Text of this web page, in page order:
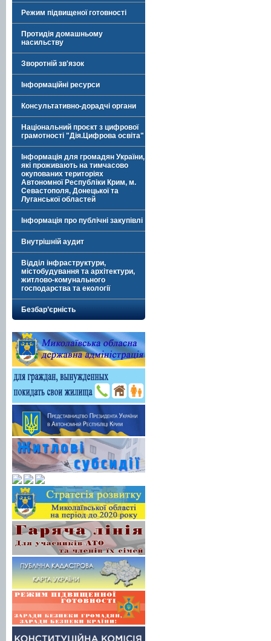
Режим підвищеної готовності
Протидія домашньому
насильству
Зворотній зв'язок
Інформаційні ресурси
Консультативно-дорадчі органи
Національний проєкт з цифрової
грамотності "Дія.Цифрова освіта"
Інформація для громадян України,
які проживають на тимчасово
окупованих територіях
Автономної Республіки Крим, м.
Севастополя, Донецької та
Луганської областей
Інформація про публічні закупівлі
Внутрішній аудит
Відділ інфраструктури,
містобудування та архітектури,
житлово-комунального
господарства та екології
Безбар’єрність